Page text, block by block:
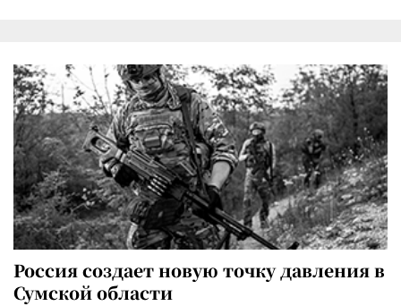
Россия создает новую точку давления в
Сумской области